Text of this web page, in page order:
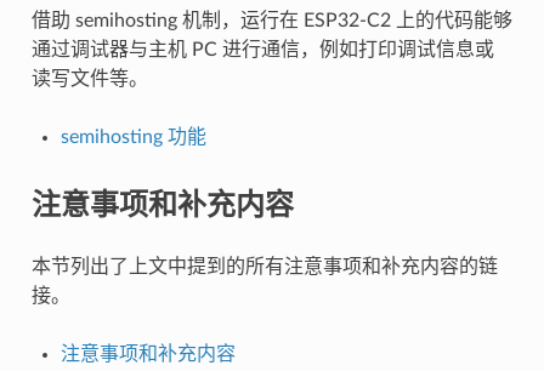
借助 semihosting 机制，运行在 ESP32-C2 上的代码能够
通过调试器与主机 PC 进行通信，例如打印调试信息或
读写文件等。
semihosting 功能
注意事项和补充内容
本节列出了上文中提到的所有注意事项和补充内容的链
接。
注意事项和补充内容